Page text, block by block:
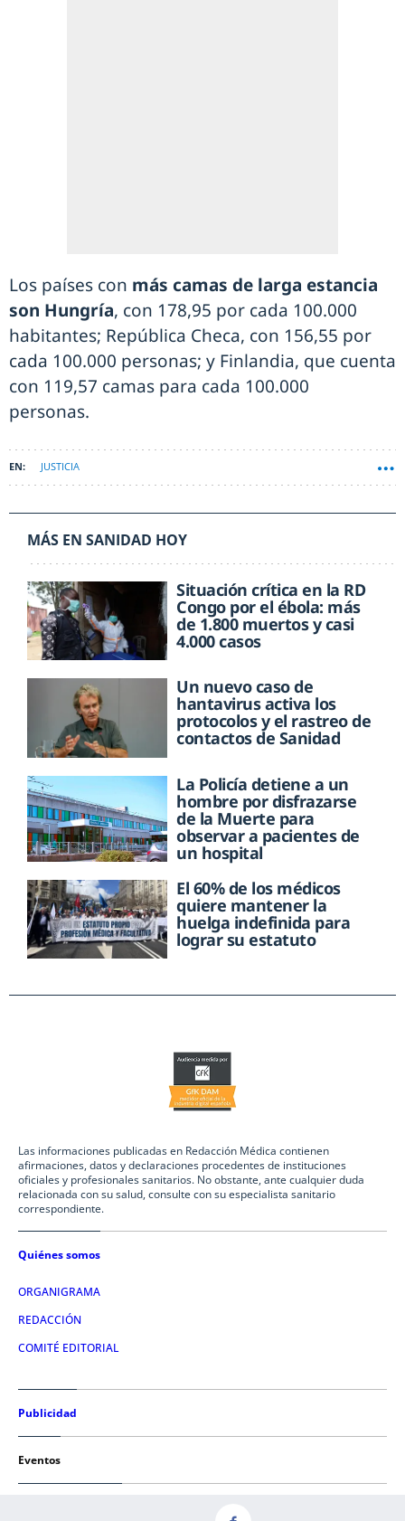
Los países con más camas de larga estancia
son Hungría, con 178,95 por cada 100.000
habitantes; República Checa, con 156,55 por
cada 100.000 personas; y Finlandia, que cuenta
con 119,57 camas para cada 100.000
personas.
JUSTICIA
MÁS EN SANIDAD HOY
Situación crítica en la RD
Congo por el ébola: más
de 1.800 muertos y casi
4.000 casos
Un nuevo caso de
hantavirus activa los
protocolos y el rastreo de
contactos de Sanidad
La Policía detiene a un
hombre por disfrazarse
de la Muerte para
observar a pacientes de
un hospital
El 60% de los médicos
quiere mantener la
huelga indefinida para
lograr su estatuto
Las informaciones publicadas en Redacción Médica contienen
afirmaciones, datos y declaraciones procedentes de instituciones
oficiales y profesionales sanitarios. No obstante, ante cualquier duda
relacionada con su salud, consulte con su especialista sanitario
correspondiente.
Quiénes somos
ORGANIGRAMA
REDACCIÓN
COMITÉ EDITORIAL
Publicidad
Eventos